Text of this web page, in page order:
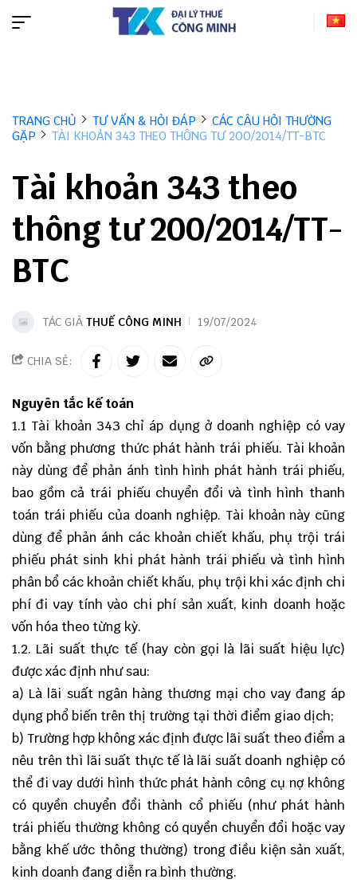
TRANG CHỦ TƯ VẤN & HỎI ĐÁP
CÁC CÂU HỎI THƯỜNG
GẶP
TÀI KHOẢN 343 THEO THÔNG TƯ 200/2014/TT-BTC
Tài khoản 343 theo
thông tư 200/2014/TT-
BTC
TÁC GIẢ THUẾ CÔNG MINH 19/07/2024
CHIA SẺ:
Nguyên tắc kế toán
1.1 Tài khoản 343 chỉ áp dụng ở doanh nghiệp có vay
vốn bằng phương thức phát hành trái phiếu. Tài khoản
này dùng để phản ánh tình hình phát hành trái phiếu,
bao gồm cả trái phiếu chuyển đổi và tình hình thanh
toán trái phiếu của doanh nghiệp. Tài khoản này cũng
dùng để phản ánh các khoản chiết khấu, phụ trội trái
phiếu phát sinh khi phát hành trái phiếu và tình hình
phân bổ các khoản chiết khấu, phụ trội khi xác định chi
phí đi vay tính vào chi phí sản xuất, kinh doanh hoặc
vốn hóa theo từng kỳ.
1.2. Lãi suất thực tế (hay còn gọi là lãi suất hiệu lực)
được xác định như sau:
a) Là lãi suất ngân hàng thương mại cho vay đang áp
dụng phổ biến trên thị trường tại thời điểm giao dịch;
b) Trường hợp không xác định được lãi suất theo điểm a
nêu trên thì lãi suất thực tế là lãi suất doanh nghiệp có
thể đi vay dưới hình thức phát hành công cụ nợ không
có quyền chuyển đổi thành cổ phiếu (như phát hành
trái phiếu thường không có quyền chuyển đổi hoặc vay
bằng khế ước thông thường) trong điều kiện sản xuất,
kinh doanh đang diễn ra bình thường.